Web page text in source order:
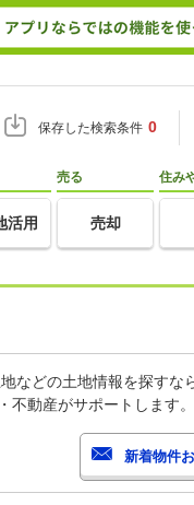
保存した検索条件 0
活用
売る
売却
住み
などの土地情報を探すな
動産がサポートします。